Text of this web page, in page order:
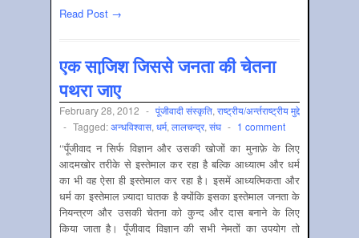
Read Post →
एक साजि़श जिससे जनता की चेतना
पथरा जाए
February 28, 2012 - पूंजीवादी संस्‍कृति, राष्‍ट्रीय/अर्न्‍तराष्‍ट्रीय मुद्दे
- Tagged:अन्‍धविश्‍वास, धर्म, लालचन्द्र, संघ - 1 comment
‘‘पूँजीवाद न सिर्फ विज्ञान और उसकी खोजों का मुनाफ़े के लिए
आदमखोर तरीके से इस्तेमाल कर रहा है बल्कि आध्यात्म और धर्म
का भी वह ऐसा ही इस्तेमाल कर रहा है। इसमें आध्यत्मिकता और
धर्म का इस्तेमाल ज़्यादा घातक है क्योंकि इसका इस्तेमाल जनता के
नियन्त्रण और उसकी चेतना को कुन्द और दास बनाने के लिए
किया जाता है। पूँजीवाद विज्ञान की सभी नेमतों का उपयोग तो